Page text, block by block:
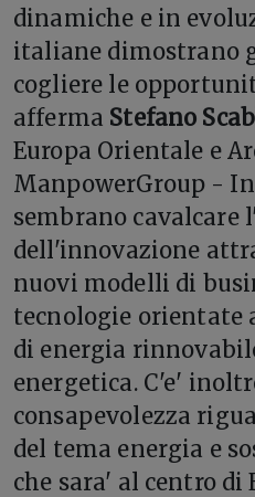
dinamiche e in
italiane dimostrano
cogliere le
afferma Stefano
Europa Orientale e
ManpowerGroup -
sembrano cavalcare
dell'innovazione
nuovi modelli di
tecnologie
di energia
energetica. C'e'
consapevolezza
del tema energia e
che sara' al centro di